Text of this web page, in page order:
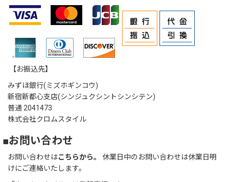
【お振込先】
みずほ銀行(ミズホギンコウ)
新宿新都心支店(シンジュクシントシンシテン)
普通 2041473
株式会社クロムスタイル
■お問い合わせ
お問い合わせはこちらから。
休業日中のお問い合わせは休業日明
けにご連絡いたします。